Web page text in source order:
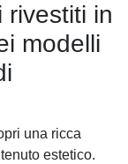
rivestiti in
modelli
una ricca
estetico.